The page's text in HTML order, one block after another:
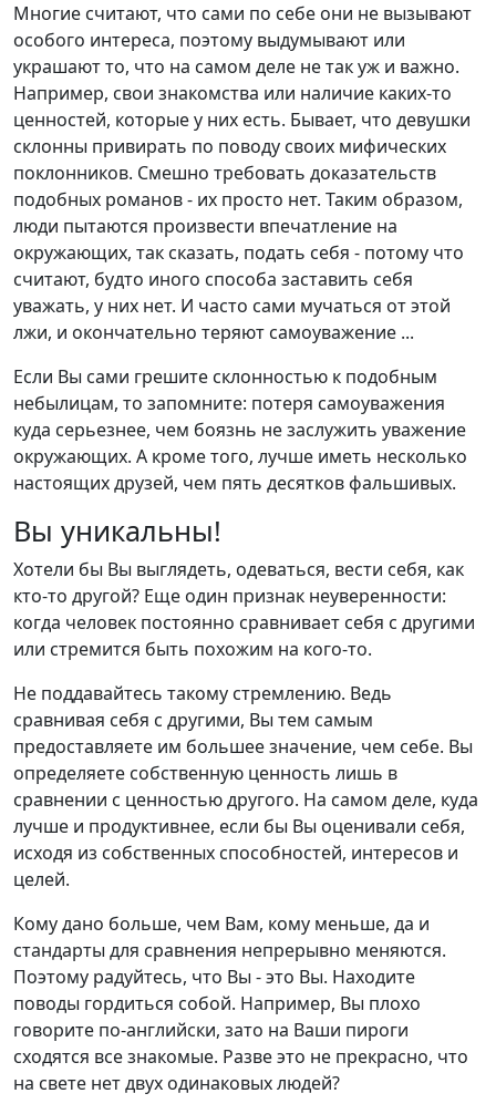
Многие считают, что сами по себе они не вызывают
особого интереса, поэтому выдумывают или
украшают то, что на самом деле не так уж и важно.
Например, свои знакомства или наличие каких-то
ценностей, которые у них есть. Бывает, что девушки
склонны привирать по поводу своих мифических
поклонников. Смешно требовать доказательств
подобных романов - их просто нет. Таким образом,
люди пытаются произвести впечатление на
окружающих, так сказать, подать себя - потому что
считают, будто иного способа заставить себя
уважать, у них нет. И часто сами мучаться от этой
лжи, и окончательно теряют самоуважение ...
Если Вы сами грешите склонностью к подобным
небылицам, то запомните: потеря самоуважения
куда серьезнее, чем боязнь не заслужить уважение
окружающих. А кроме того, лучше иметь несколько
настоящих друзей, чем пять десятков фальшивых.
Вы уникальны!
Хотели бы Вы выглядеть, одеваться, вести себя, как
кто-то другой? Еще один признак неуверенности:
когда человек постоянно сравнивает себя с другими
или стремится быть похожим на кого-то.
Не поддавайтесь такому стремлению. Ведь
сравнивая себя с другими, Вы тем самым
предоставляете им большее значение, чем себе. Вы
определяете собственную ценность лишь в
сравнении с ценностью другого. На самом деле, куда
лучше и продуктивнее, если бы Вы оценивали себя,
исходя из собственных способностей, интересов и
целей.
Кому дано больше, чем Вам, кому меньше, да и
стандарты для сравнения непрерывно меняются.
Поэтому радуйтесь, что Вы - это Вы. Находите
поводы гордиться собой. Например, Вы плохо
говорите по-английски, зато на Ваши пироги
сходятся все знакомые. Разве это не прекрасно, что
на свете нет двух одинаковых людей?